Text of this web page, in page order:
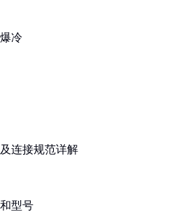
冷
连接规范详解
型号